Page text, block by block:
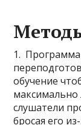
1.
обучение
максимально
слушатели
бросая его